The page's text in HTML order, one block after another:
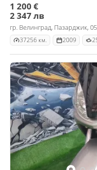
1 200 €
2 347 лв
гр. Велинград, Пазарджик, 05
37256 км. 2009